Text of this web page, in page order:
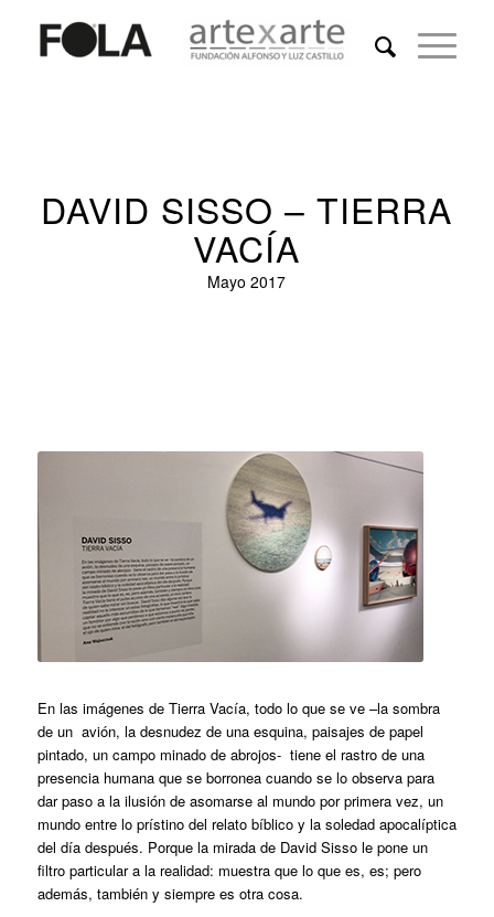
DAVID SISSO – TIERRA
VACÍA
Mayo 2017
En las imágenes de Tierra Vacía, todo lo que se ve –la sombra
de un avión, la desnudez de una esquina, paisajes de papel
pintado, un campo minado de abrojos- tiene el rastro de una
presencia humana que se borronea cuando se lo observa para
dar paso a la ilusión de asomarse al mundo por primera vez, un
mundo entre lo prístino del relato bíblico y la soledad apocalíptica
del día después. Porque la mirada de David Sisso le pone un
filtro particular a la realidad: muestra que lo que es, es; pero
además, también y siempre es otra cosa.